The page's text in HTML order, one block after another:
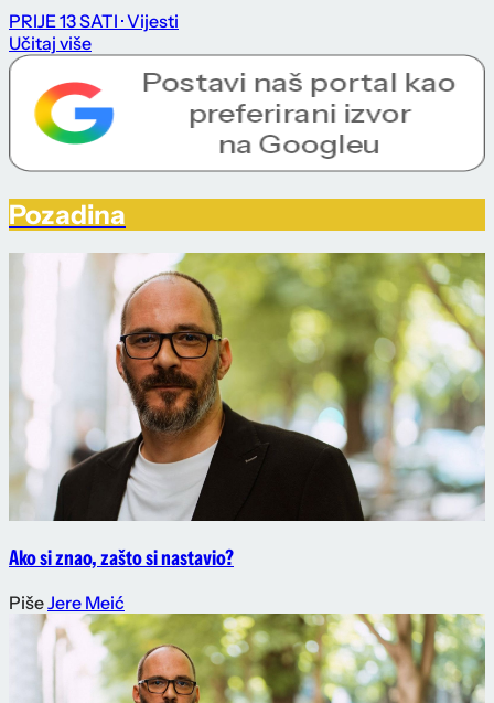
PRIJE 13 SATI · Vijesti
Učitaj više
Pozadina
Ako si znao, zašto si nastavio?
PišeJere Meić